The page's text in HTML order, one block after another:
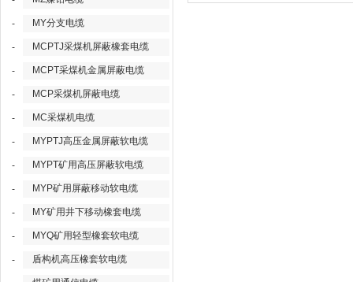
- MY分支电缆
- MCPTJ采煤机屏蔽橡套电缆
- MCPT采煤机金属屏蔽电缆
- MCP采煤机屏蔽电缆
- MC采煤机电缆
- MYPTJ高压金属屏蔽软电缆
- MYPT矿用高压屏蔽软电缆
- MYP矿用屏蔽移动软电缆
- MY矿用井下移动橡套电缆
- MYQ矿用轻型橡套软电缆
- 盾构机高压橡套软电缆